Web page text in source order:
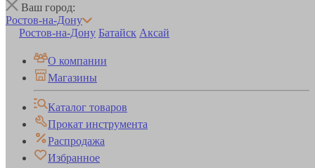
Ваш город:
Ростов-на-Дону
Ростов-на-Дону Батайск Аксай
О компании
Магазины
Каталог товаров
Прокат инструмента
Распродажа
Избранное